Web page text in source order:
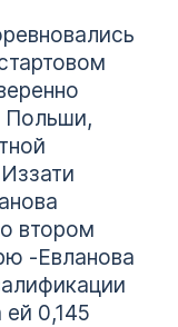
Польши,
втором
-Евланова
0,145